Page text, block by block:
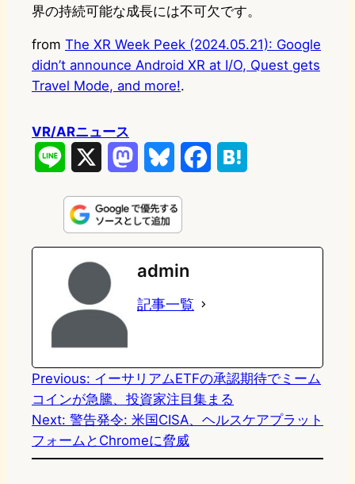
界の持続可能な成長には不可欠です。
from The XR Week Peek (2024.05.21): Google
didn’t announce Android XR at I/O, Quest gets
Travel Mode, and more!.
VR/ARニュース
n
e
s
t
o
d
n
u
e
s
k
e
k
e
admin
記事一覧
Previous: イーサリアムETFの承認期待でミーム
コインが急騰、投資家注目集まる
Next: 警告発令: 米国CISA、ヘルスケアプラット
フォームとChromeに脅威